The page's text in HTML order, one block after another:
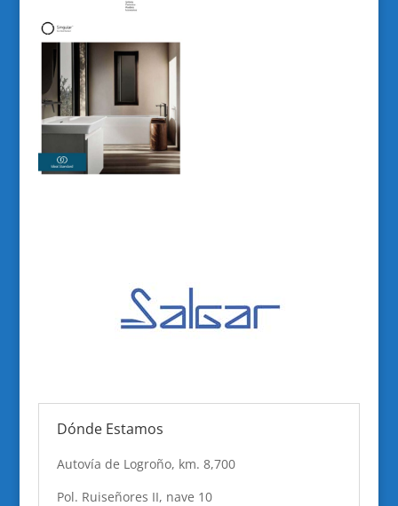
Dónde Estamos
Autovía de Logroño, km. 8,700
Pol. Ruiseñores II, nave 10